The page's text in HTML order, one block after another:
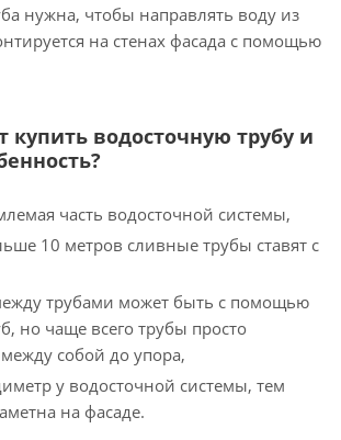
нужна, чтобы направлять воду из
на стенах фасада с помощью
купить водосточную трубу и
часть водосточной системы,
10 метров сливные трубы ставят с
трубами может быть с помощью
но чаще всего трубы просто
собой до упора,
у водосточной системы, тем
на фасаде.